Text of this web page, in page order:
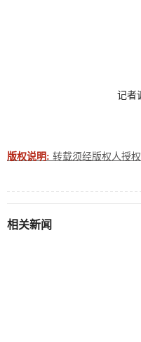
记者
版权说明: 转载须经版权人授
相关新闻